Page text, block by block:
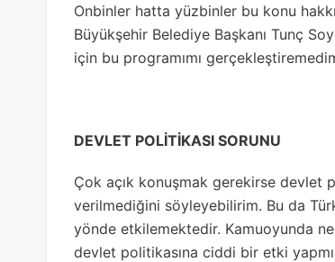
Onbinler hatta yüzbinler bu konu
Büyükşehir Belediye Başkanı Tunç
için bu programımı
DEVLET POLİTİKASI SORUNU
Çok açık konuşmak gerekirse devlet
verilmediğini söyleyebilirim. Bu da
yönde etkilemektedir. Kamuoyunda
devlet politikasına ciddi bir etki